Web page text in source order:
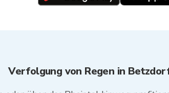
Verfolgung von Regen in